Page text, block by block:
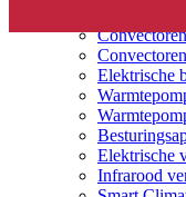
Elektrische
Elektrische
Infrarood